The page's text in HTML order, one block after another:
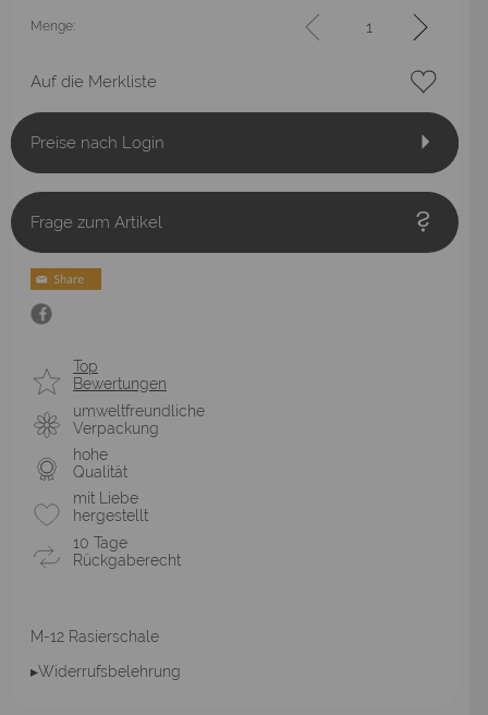
Menge:
Auf die Merkliste
Preise nach Login
Frage zum Artikel
Top
Bewertungen
umweltfreundliche
Verpackung
hohe
Qualität
mit Liebe
hergestellt
10 Tage
Rückgaberecht
M-12 Rasierschale
▸Widerrufsbelehrung